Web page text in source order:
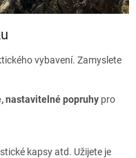
vybavení. Zamyslete
nastavitelné popruhy pro
kapsy atd. Užijete je